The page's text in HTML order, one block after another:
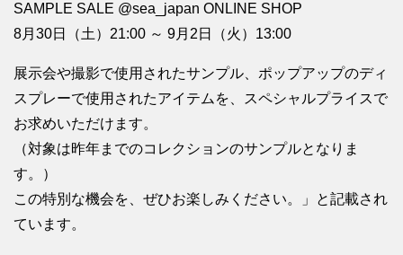
SAMPLE SALE @sea_japan ONLINE SHOP
8月30日（土）21:00 ～ 9月2日（火）13:00
展示会や撮影で使用されたサンプル、ポップアップのディ
スプレーで使用されたアイテムを、スペシャルプライスで
お求めいただけます。
（対象は昨年までのコレクションのサンプルとなりま
す。）
この特別な機会を、ぜひお楽しみください。」と記載され
ています。